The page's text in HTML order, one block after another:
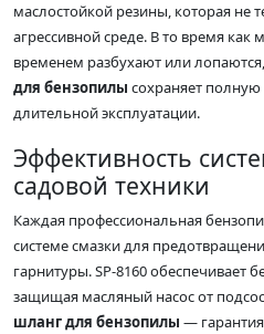
маслостойкой резины, которая не
агрессивной среде. В то время
временем разбухают или
для бензопилы сохраняет
длительной эксплуатации.
Эффективность
садовой техники
Каждая профессиональная
системе смазки для
гарнитуры. SP-8160 обеспечивает
защищая масляный насос от
шланг для бензопилы —